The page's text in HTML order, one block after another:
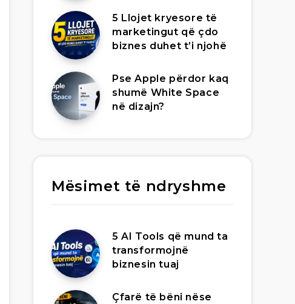
5 Llojet kryesore të
marketingut që çdo
biznes duhet t’i njohë
Pse Apple përdor kaq
shumë White Space
në dizajn?
Mësimet të ndryshme
5 AI Tools që mund ta
transformojnë
biznesin tuaj
Çfarë të bëni nëse